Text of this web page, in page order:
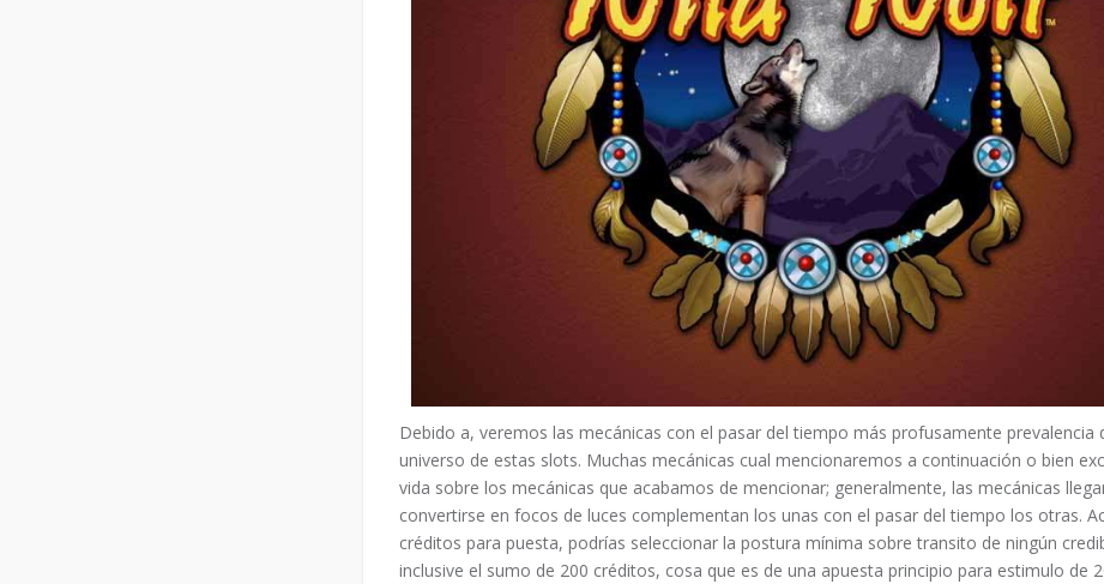
Debido a, veremos las mecánicas con el pasar del tiempo más profusamente prevalencia
universo de estas slots. Muchas mecánicas cual mencionaremos a continuación o bien
vida sobre los mecánicas que acabamos de mencionar; generalmente, las mecánicas
convertirse en focos de luces complementan los unas con el pasar del tiempo los otras.
créditos para puesta, podrías seleccionar la postura mínima sobre transito de ningún
inclusive el sumo de 200 créditos, cosa que es de una apuesta principio para estimulo de